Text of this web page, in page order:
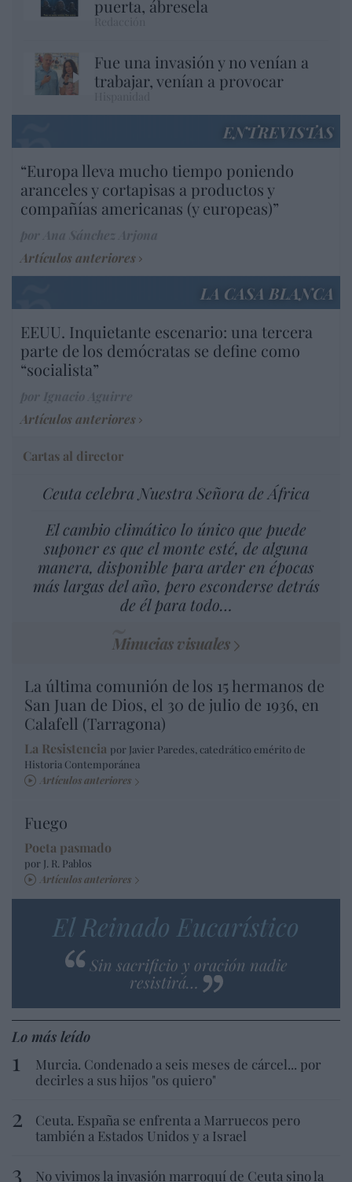
puerta, ábresela
Fue una invasión y no venían a
trabajar, venían a provocar
ENTREVISTAS
“Europa lleva mucho tiempo poniendo
aranceles y cortapisas a productos y
compañías americanas (y europeas)”
Artículos anteriores
LA CASA BLANCA
EEUU. Inquietante escenario: una tercera
parte de los demócratas se define como
“socialista”
Artículos anteriores
Cartas al director
Ceuta celebra Nuestra Señora de África
El cambio climático lo único que puede
suponer es que el monte esté, de alguna
manera, disponible para arder en épocas
más largas del año, pero esconderse detrás
de él para todo…
Minucias visuales
La última comunión de los 15 hermanos de
San Juan de Dios, el 30 de julio de 1936, en
Calafell (Tarragona)
La Resistencia por Javier Paredes, catedrático emérito de
Historia Contemporánea
Artículos anteriores
Fuego
Poeta pasmado
por J. R. Pablos
Artículos anteriores
El Reinado Eucarístico
Sin sacrificio y oración nadie
resistirá…
Lo más leído
Murcia. Condenado a seis meses de cárcel... por
decirles a sus hijos "os quiero"
Ceuta. España se enfrenta a Marruecos pero
también a Estados Unidos y a Israel
No vivimos la invasión marroquí de Ceuta sino la